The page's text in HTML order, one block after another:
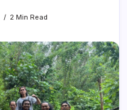
2 Min Read